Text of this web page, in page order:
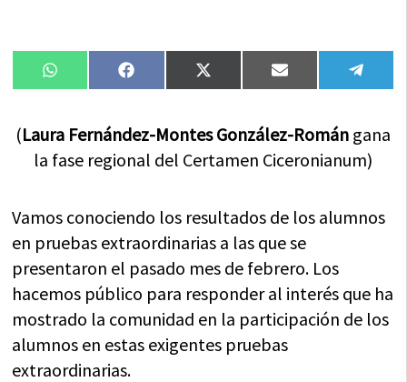
Compartir
en
WhatsAppCompartir
en
FacebookCompartir
en
X
(Twitter)
Compartir
en
Email
en
(Laura Fernández-Montes González-Román gana
la fase regional del Certamen Ciceronianum)
Vamos conociendo los resultados de los alumnos
en pruebas extraordinarias a las que se
presentaron el pasado mes de febrero. Los
hacemos público para responder al interés que ha
mostrado la comunidad en la participación de los
alumnos en estas exigentes pruebas
extraordinarias.